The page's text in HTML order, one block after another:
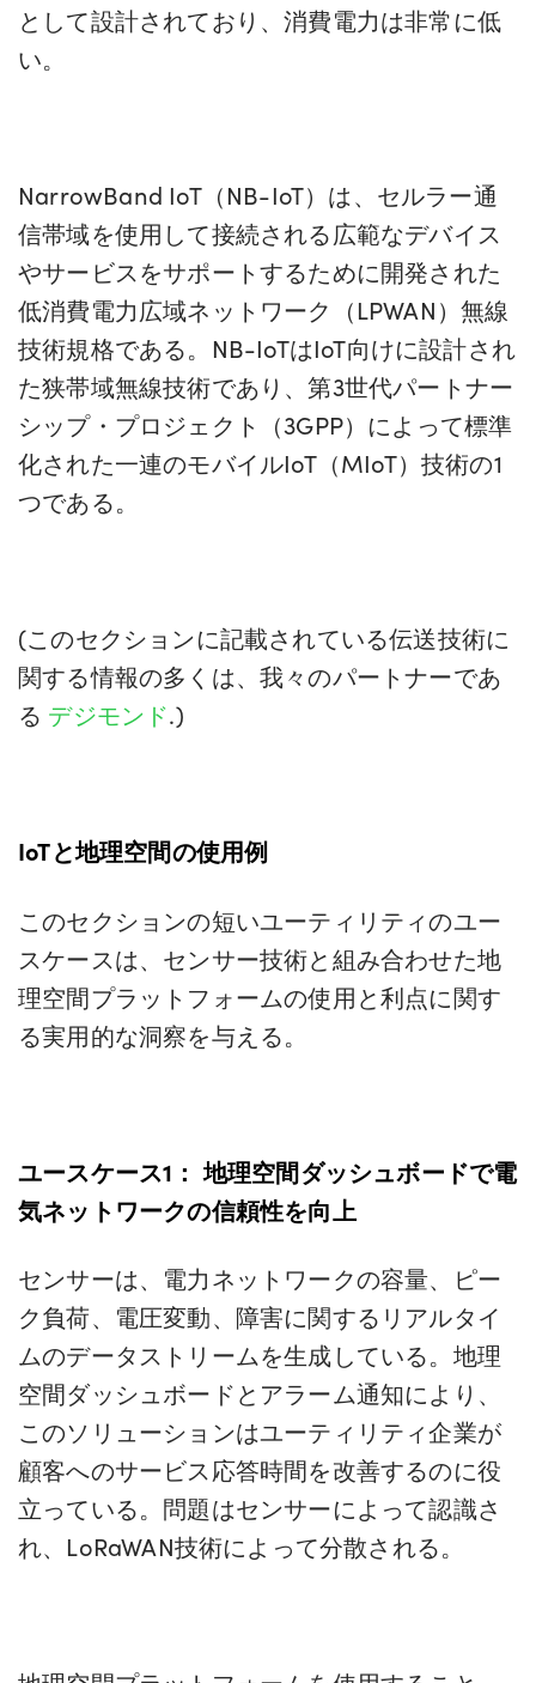
として設計されており、消費電力は非常に低
い。
NarrowBand IoT（NB-IoT）は、セルラー通
信帯域を使用して接続される広範なデバイス
やサービスをサポートするために開発された
低消費電力広域ネットワーク（LPWAN）無線
技術規格である。NB-IoTはIoT向けに設計され
た狭帯域無線技術であり、第3世代パートナー
シップ・プロジェクト（3GPP）によって標準
化された一連のモバイルIoT（MIoT）技術の1
つである。
(このセクションに記載されている伝送技術に
関する情報の多くは、我々のパートナーであ
る デジモンド.)
IoTと地理空間の使用例
このセクションの短いユーティリティのユー
スケースは、センサー技術と組み合わせた地
理空間プラットフォームの使用と利点に関す
る実用的な洞察を与える。
ユースケース1：地理空間ダッシュボードで電
気ネットワークの信頼性を向上
センサーは、電力ネットワークの容量、ピー
ク負荷、電圧変動、障害に関するリアルタイ
ムのデータストリームを生成している。地理
空間ダッシュボードとアラーム通知により、
このソリューションはユーティリティ企業が
顧客へのサービス応答時間を改善するのに役
立っている。問題はセンサーによって認識さ
れ、LoRaWAN技術によって分散される。